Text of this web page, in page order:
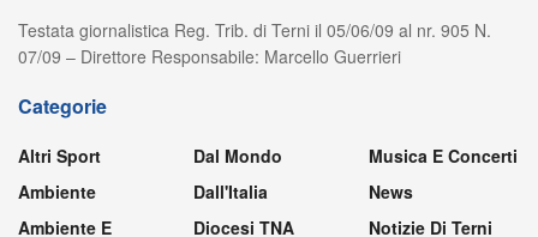
Testata giornalistica Reg. Trib. di Terni il 05/06/09 al nr. 905 N.
07/09 – Direttore Responsabile: Marcello Guerrieri
Categorie
Altri Sport
Ambiente
Ambiente E
Dal Mondo
Dall'Italia
Diocesi TNA
Musica E Concerti
News
Notizie Di Terni